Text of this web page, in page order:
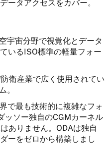
ータアクセスをカバー。
宇宙分野で視覚化とデータ
いるISO標準の軽量フォー
衛産業で広く使用されてい
。
で最も技術的に複雑なフォ
ッソー独自のCGMカーネル
ありません。ODAは独自
ーをゼロから構築しまし